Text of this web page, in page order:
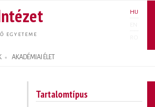
EGYETEME
HU
AKADÉMIAI ÉLET
Tartalomtípus